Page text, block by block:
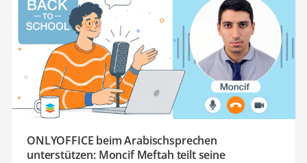
ONLYOFFICE beim Arabischsprechen
unterstützen: Moncif Meftah teilt seine